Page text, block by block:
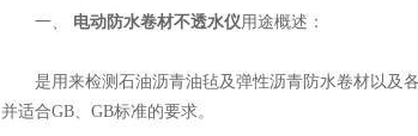
一、 电动防水卷材不透水仪用途概述：
是用来检测石油沥青油毡及弹性沥青防水卷材以及各
并适合GB、GB标准的要求。